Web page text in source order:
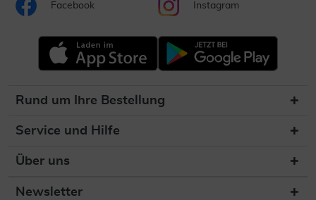
Facebook Instagram
Rund um Ihre Bestellung
Service und Hilfe
Über uns
Newsletter